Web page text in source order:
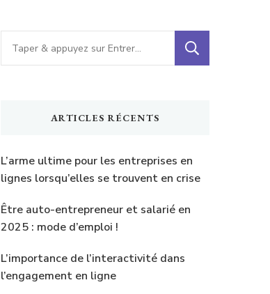
Vous
recherchiez
ARTICLES RÉCENTS
L’arme ultime pour les entreprises en
lignes lorsqu’elles se trouvent en crise
Être auto-entrepreneur et salarié en
2025 : mode d’emploi !
L’importance de l’interactivité dans
l’engagement en ligne